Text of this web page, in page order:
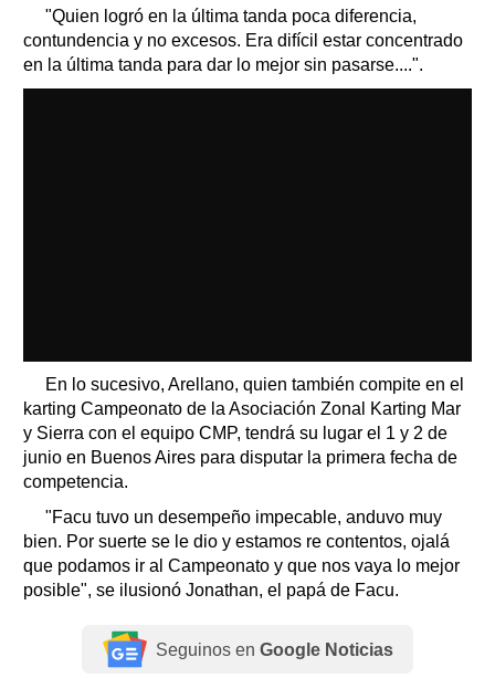
"Quien logró en la última tanda poca diferencia,
contundencia y no excesos. Era difícil estar concentrado
en la última tanda para dar lo mejor sin pasarse....".
En lo sucesivo, Arellano, quien también compite en el
karting Campeonato de la Asociación Zonal Karting Mar
y Sierra con el equipo CMP, tendrá su lugar el 1 y 2 de
junio en Buenos Aires para disputar la primera fecha de
competencia.
"Facu tuvo un desempeño impecable, anduvo muy
bien. Por suerte se le dio y estamos re contentos, ojalá
que podamos ir al Campeonato y que nos vaya lo mejor
posible", se ilusionó Jonathan, el papá de Facu.
Seguinos en Google Noticias